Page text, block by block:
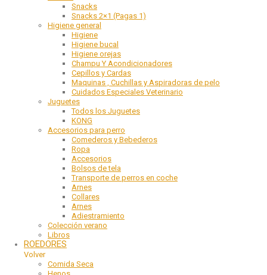
Snacks
Snacks 2×1 (Pagas 1)
Higiene general
Higiene
Higiene bucal
Higiene orejas
Champu Y Acondicionadores
Cepillos y Cardas
Maquinas , Cuchillas y Aspiradoras de pelo
Cuidados Especiales Veterinario
Juguetes
Todos los Juguetes
KONG
Accesorios para perro
Comederos y Bebederos
Ropa
Accesorios
Bolsos de tela
Transporte de perros en coche
Arnes
Collares
Arnes
Adiestramiento
Colección verano
Libros
ROEDORES
Volver
Comida Seca